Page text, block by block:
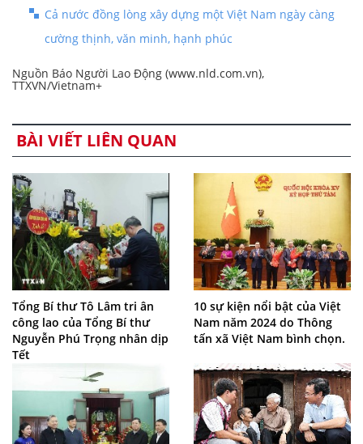
Cả nước đồng lòng xây dựng một Việt Nam ngày càng
cường thịnh, văn minh, hạnh phúc
Nguồn Báo Người Lao Động (www.nld.com.vn),
TTXVN/Vietnam+
BÀI VIẾT LIÊN QUAN
Tổng Bí thư Tô Lâm tri ân
công lao của Tổng Bí thư
Nguyễn Phú Trọng nhân dịp
Tết
10 sự kiện nổi bật của Việt
Nam năm 2024 do Thông
tấn xã Việt Nam bình chọn.